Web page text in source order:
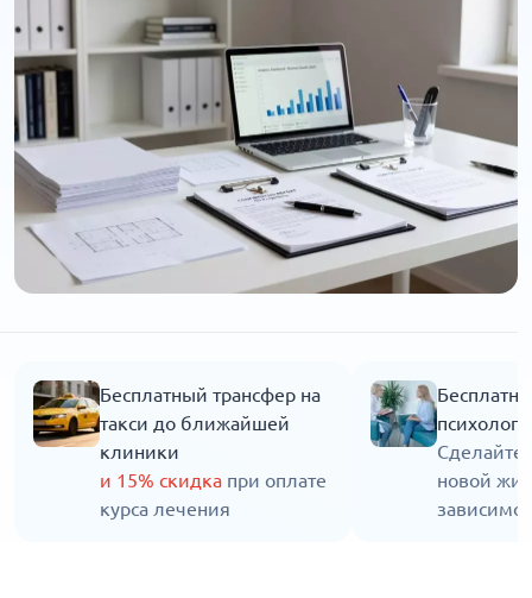
Бесплатный трансфер на
такси до ближайшей
клиники
и 15% скидка при оплате
курса лечения
психолога
Сделайте
новой